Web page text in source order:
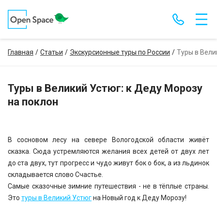
Главная Статьи Экскурсионные туры по России Туры в
Туры в Великий Устюг: к Деду Морозу
на поклон
В сосновом лесу на севере Вологодской области живёт
сказка. Сюда устремляются желания всех детей от двух лет
до ста двух, тут прогресс и чудо живут бок о бок, а из льдинок
складывается слово Счастье.
Самые сказочные зимние путешествия - не в тёплые страны.
Это туры в Великий Устюгна Новый год к Деду Морозу!